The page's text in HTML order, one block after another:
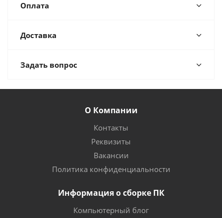
Оплата
Доставка
Задать вопрос
О Компании
Контакты
Реквизиты
Вакансии
Политика конфиденциальности
Информация о сборке ПК
Компьютерный блог